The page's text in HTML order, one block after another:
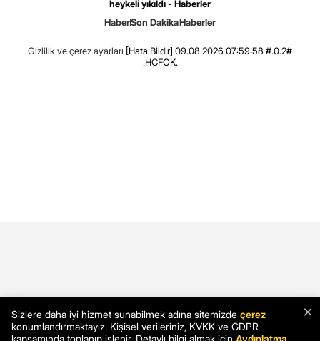
heykeli yıkıldı - Haberler
HaberSon DakikaHaberler
Gizlilik ve çerez ayarları [Hata Bildir] 09.08.2026 07:59:58 #.0.2#
.HCFOK.
×
Sizlere daha iyi hizmet sunabilmek adına sitemizde çerez
konumlandırmaktayız. Kişisel verileriniz, KVKK ve GDPR
kapsamında toplanıp işlenir. Detaylı bilgi almak için Aydınlatma